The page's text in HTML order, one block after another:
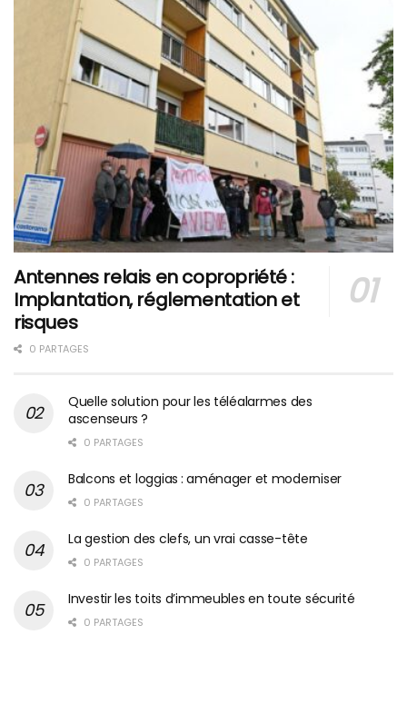
Antennes relais en copropriété :
Implantation, réglementation et
risques
0 PARTAGES
Quelle solution pour les téléalarmes des
ascenseurs ?
0 PARTAGES
Balcons et loggias : aménager et moderniser
0 PARTAGES
La gestion des clefs, un vrai casse-tête
0 PARTAGES
Investir les toits d’immeubles en toute sécurité
0 PARTAGES